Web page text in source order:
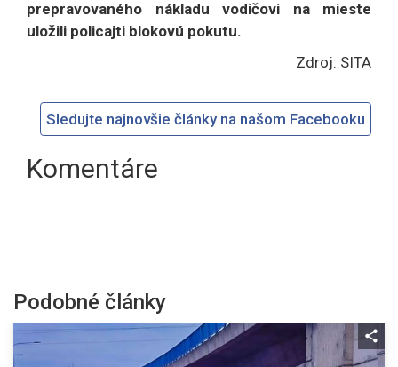
prepravovaného nákladu vodičovi na mieste
uložili policajti blokovú pokutu.
Zdroj: SITA
Sledujte najnovšie články na našom Facebooku
Komentáre
Podobné články